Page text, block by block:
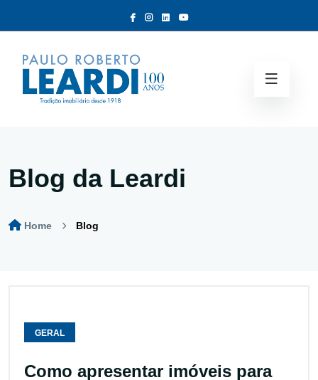
Blog da Leardi
Home Blog
GERAL
Como apresentar imóveis para